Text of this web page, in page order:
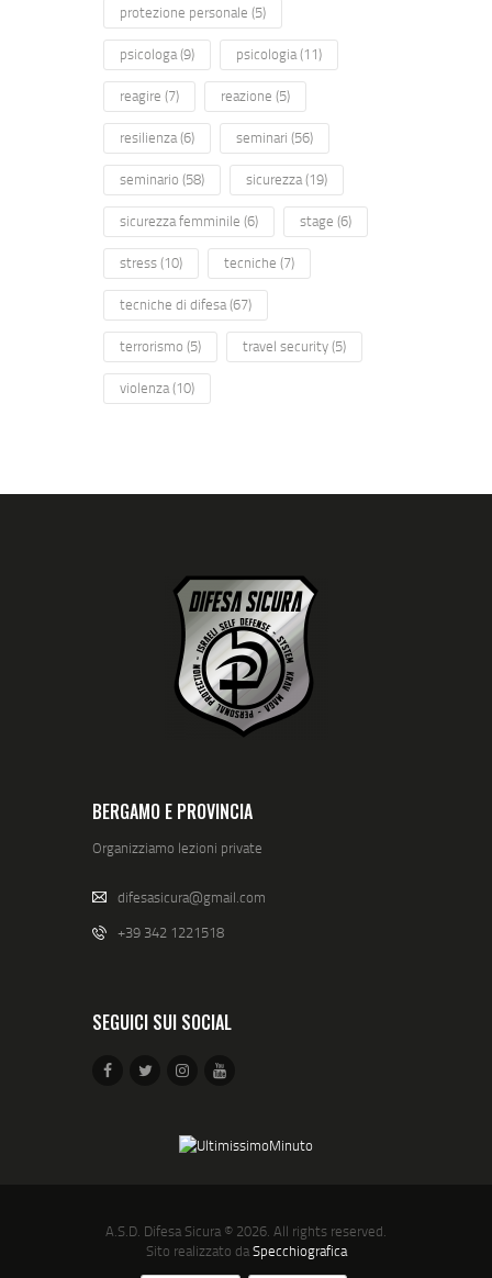
protezione personale (5)
psicologa(9) psicologia(11)
reagire (7) reazione (5)
resilienza(6) seminari (56)
seminario (58) sicurezza(19)
sicurezza femminile (6) stage (6)
stress(10) tecniche (7)
tecniche di difesa(67)
terrorismo (5) travel security(5)
violenza(10)
BERGAMO E PROVINCIA
Organizziamo lezioni private
difesasicura@gmail.com
+39 342 1221518
SEGUICI SUI SOCIAL
A.S.D. Difesa Sicura © 2026. All rights reserved.
Sito realizzato daSpecchiografica